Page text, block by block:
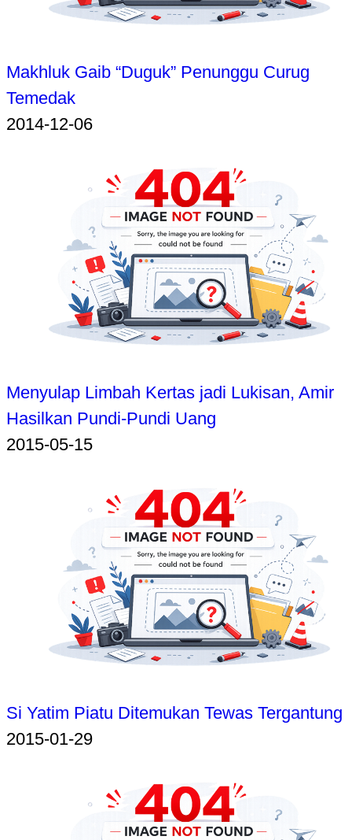
Makhluk Gaib “Duguk” Penunggu Curug
Temedak
2014-12-06
Menyulap Limbah Kertas jadi Lukisan, Amir
Hasilkan Pundi-Pundi Uang
2015-05-15
Si Yatim Piatu Ditemukan Tewas Tergantung
2015-01-29